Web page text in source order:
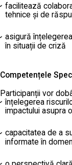
facilitează
tehnice și de
asigură
în situații de criză
Competențele
Participanții vor
înțelegerea
impactului asupra
capacitatea de a
informate în